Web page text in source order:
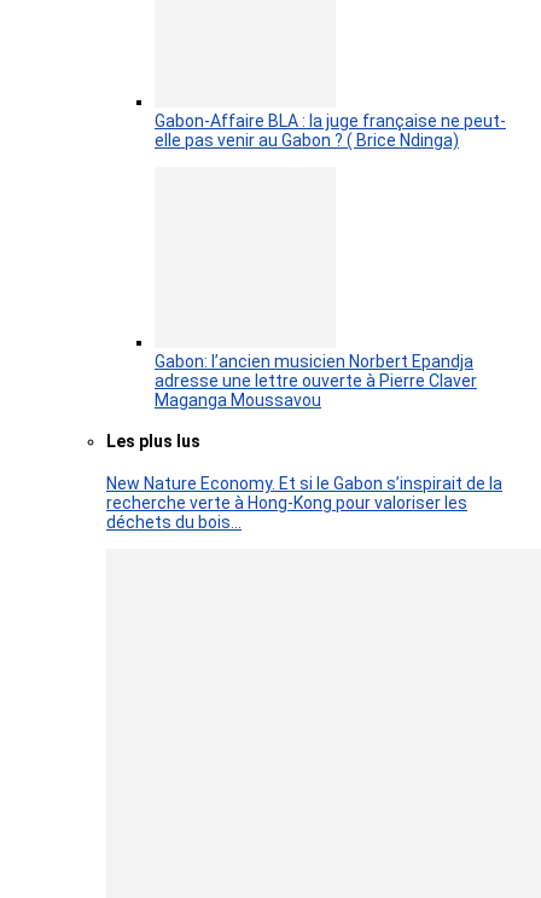
Gabon-Affaire BLA : la juge française ne peut-
elle pas venir au Gabon ? ( Brice Ndinga)
Gabon: l’ancien musicien Norbert Epandja
adresse une lettre ouverte à Pierre Claver
Maganga Moussavou
Les plus lus
New Nature Economy. Et si le Gabon s’inspirait de la
recherche verte à Hong-Kong pour valoriser les
déchets du bois…